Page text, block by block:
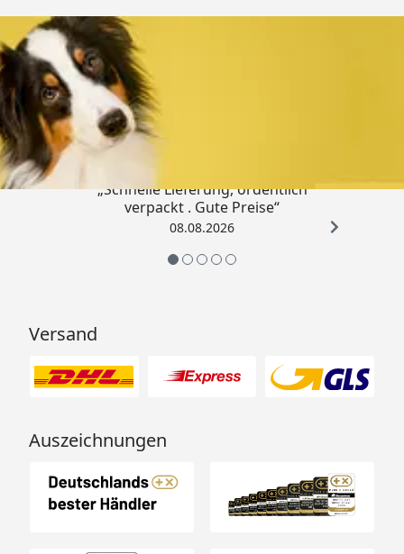
Trusted Shops
„Schnelle Lieferung, ordentlich
verpackt . Gute Preise“
08.08.2026
Versand
Auszeichnungen